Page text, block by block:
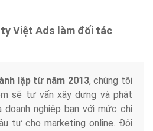
Việt Ads làm đối tác
lập từ năm 2013, chúng tôi
sẽ tư vấn xây dựng và phát
nghiệp bạn với mức chi
tư cho marketing online. Đội